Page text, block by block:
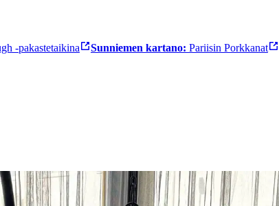
-pakastetaikina Sunniemen kartano: Pariisin Porkkanat